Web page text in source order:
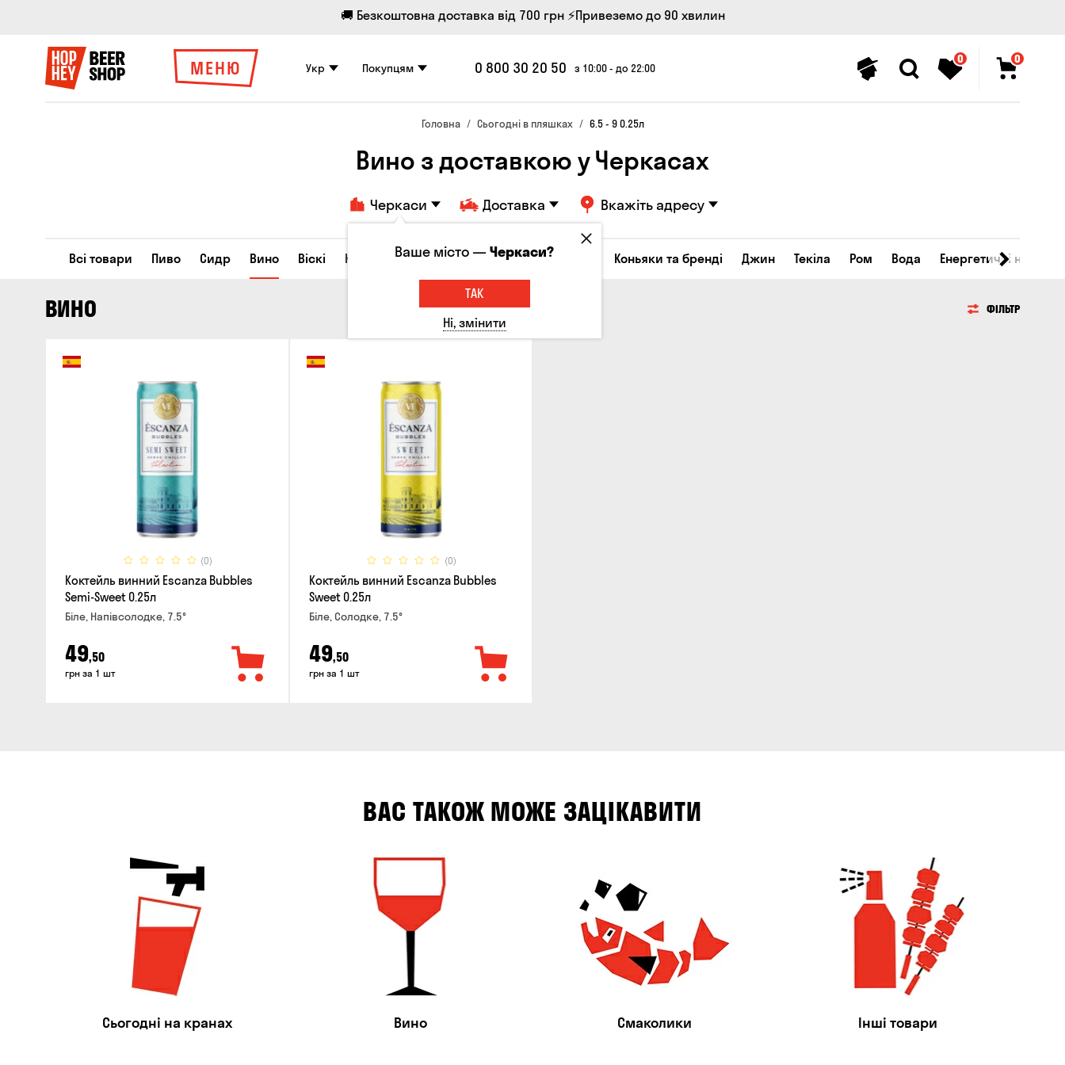
🚚 Безкоштовна доставка від 700 грн ⚡Привеземо до 90 хвилин
МЕНЮ Укр Покупцям 0 800 30 20 50 з 10:00 - до 22:00
0 0
Головна Сьогодні в пляшках 6.5 - 9 0.25л
Вино з доставкою у Черкасах
Черкаси Доставка Вкажіть адресу
Всі товари Пиво Сидр Вино Віскі Коктейлі Соджу Лікери та настоянки Коньяки та бренді Джин Текіла Ром Вода Енергетичні напої
ВИНО ФІЛЬТР
(0)
Коктейль винний Escanza Bubbles
Semi-Sweet 0.25л
Біле, Напівсолодке, 7.5°
49,50
грн за 1 шт
(0)
Коктейль винний Escanza Bubbles
Sweet 0.25л
Біле, Солодке, 7.5°
49,50
грн за 1 шт
ВАС ТАКОЖ МОЖЕ ЗАЦІКАВИТИ
Сьогодні на кранах Вино Смаколики Інші товари
Ваше місто —Черкаси?
ТАК
Ні, змінити